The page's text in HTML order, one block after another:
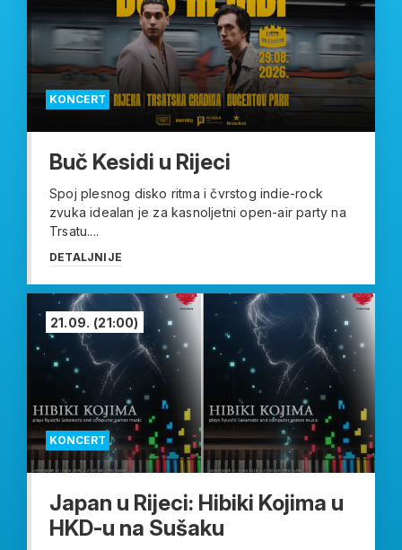
KONCERT
Buč Kesidi u Rijeci
Spoj plesnog disko ritma i čvrstog indie-rock
zvuka idealan je za kasnoljetni open-air party na
Trsatu....
DETALJNIJE
KONCERT
21.09. (21:00)
Japan u Rijeci: Hibiki Kojima u
HKD-u na Sušaku